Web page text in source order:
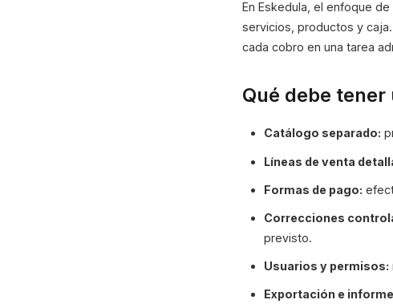
En Eskedula, el enfoque de
servicios, productos y
cada cobro en una tarea
Qué debe
Catálogo separado:
Líneas de venta
Formas de pago:
Correcciones
previsto.
Usuarios y permisos:
Exportación e